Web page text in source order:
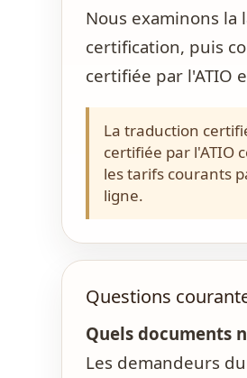
Nous examinons la
certification, puis
certifiée par l'ATIO
La traduction
certifiée par l'ATIO
les tarifs courants
ligne.
Questions
Quels documents
Les demandeurs